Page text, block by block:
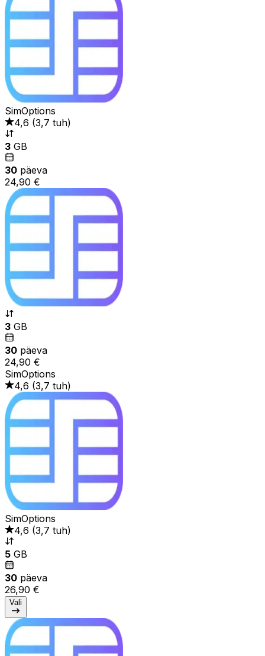
SimOptions
4,6 (3,7 tuh)
3 GB
30 päeva
24,90 €
3 GB
30 päeva
24,90 €
SimOptions
4,6 (3,7 tuh)
SimOptions
4,6 (3,7 tuh)
5 GB
30 päeva
26,90 €
Vali